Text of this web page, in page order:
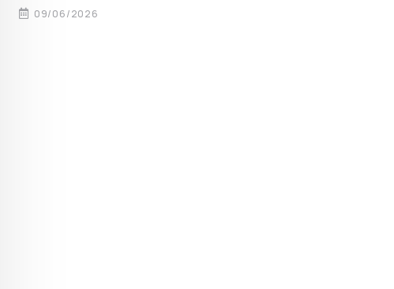
09/06/2026